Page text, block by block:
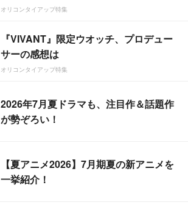
オリコンタイアップ特集
『VIVANT』限定ウオッチ、プロデュー
サーの感想は
オリコンタイアップ特集
2026年7月夏ドラマも、注目作＆話題作
が勢ぞろい！
【夏アニメ2026】7月期夏の新アニメを
一挙紹介！